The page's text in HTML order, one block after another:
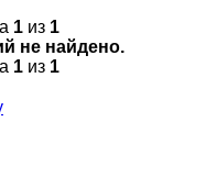
1 из 1
не найдено.
1 из 1